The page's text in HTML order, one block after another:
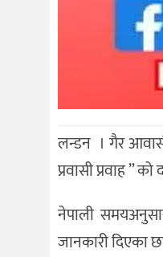
लन्डन । गैर
प्रवासी प्रवाह ”
नेपाली
जानकारी दिएका